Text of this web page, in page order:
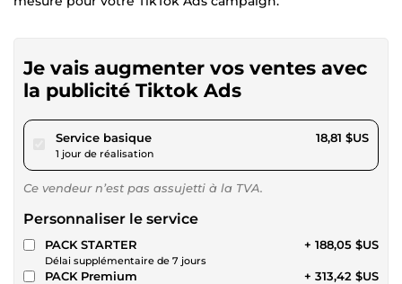
Je vais augmenter vos ventes avec
la publicité Tiktok Ads
Service basiquepour 17,33 $US
1 jour de réalisation
18,81 $US
Ce vendeur n’est pas assujetti à la TVA.
Personnaliser le service
PACK STARTER
Délai supplémentaire de 7 jours
+ 188,05 $US
PACK Premium + 313,42 $US